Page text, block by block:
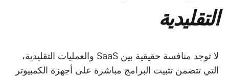
التقليدية
لا توجد منافسة حقيقية بين SaaS والعمليات التقليدية،
التي تتضمن تثبيت البرامج مباشرة على أجهزة الكمبيوتر